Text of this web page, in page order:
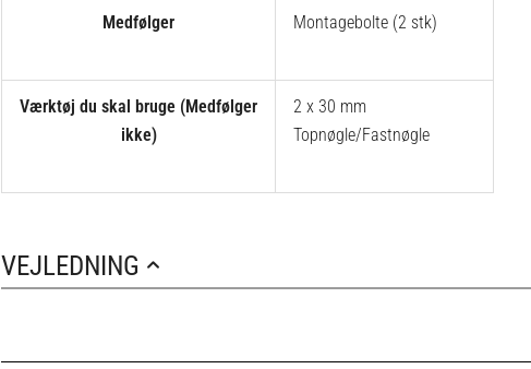
Medfølger Montagebolte (2 stk)
Værktøj du skal bruge (Medfølger
ikke)
2 x 30 mm
Topnøgle/Fastnøgle
VEJLEDNING